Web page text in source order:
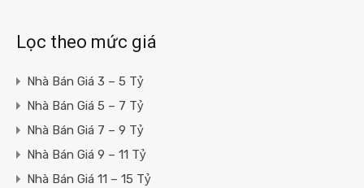
Lọc theo mức giá
Nhà Bán Giá 3 – 5 Tỷ
Nhà Bán Giá 5 – 7 Tỷ
Nhà Bán Giá 7 – 9 Tỷ
Nhà Bán Giá 9 – 11 Tỷ
Nhà Bán Giá 11 – 15 Tỷ